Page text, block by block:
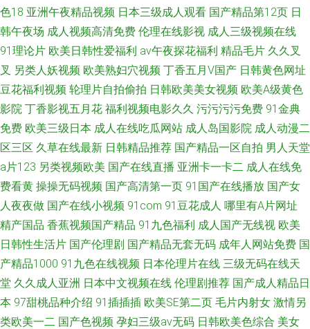
色18 亚洲午夜精品视频 日本三级成人观看 国产精品第12页 日
韩午夜场 成人视频高清免费 伦理在线影视 成人三级视频在线
91理论片 欧美日韩性爱福利 av午夜探花福利 精品毛片 久久叉
叉 另类人妖视频 欧美熟妇穴视频 丁香五月V国产 日韩黄色网址
豆花福利视频 轮理片自拍偷拍 日韩欧美美女视频 欧美A级黄色
影院 丁香影视五月花 福利视频电影久久 污污污污免费 91金典
免费 欧美三级日本 成人在线吃瓜网站 成人岛国影院 成人动漫二
区三区 久草在线最新 日韩精品推荐 国产精品一区自拍 男人天堂
a片123 另类视频欧美 国产在线直播 亚洲卡一卡二 成人在线免
费看黄 操操无码视频 国产高清第一页 91国产在线播放 国产女
人夜夜做 国产在线小视频 91com 91豆花成人 哪里有A片网址
精产国品 香蕉视频国产精品 91九色福利 成人国产无线视 欧美
日韩性生活片 国产伦理剧 国产精品无套无码 成年人网站免费 国
产精品1000 91九色在线视频 日本伦理片在线 三级无码在线天
堂 久久成人亚洲 日本中文视频在线 伦理剧推荐 国产成人精品日
本 97甜桃品种介绍 91插插插 欧美SE第二页 毛片内射女 激情另
类欧美一二 国产色视频 孕妇三级av无码 日韩欧美色综合 美女